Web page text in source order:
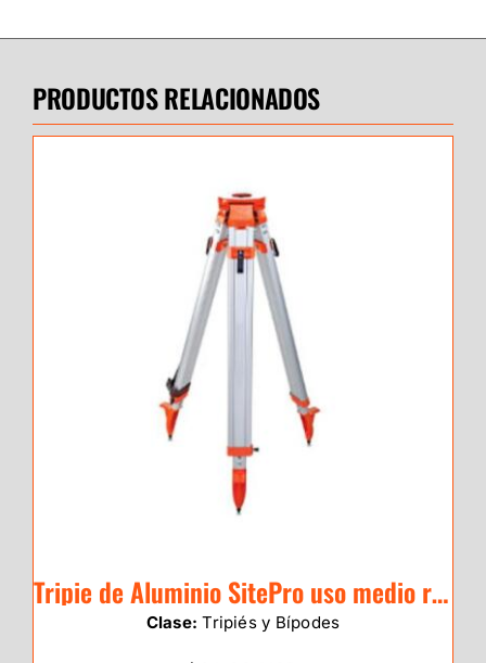
PRODUCTOS RELACIONADOS
Tripie de Aluminio SitePro uso medio red cabeza redonda / 01-ALQR20-DCOR
Clase: Tripiés y Bípodes